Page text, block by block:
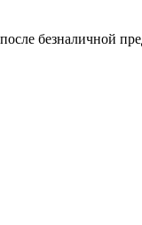
безналичной